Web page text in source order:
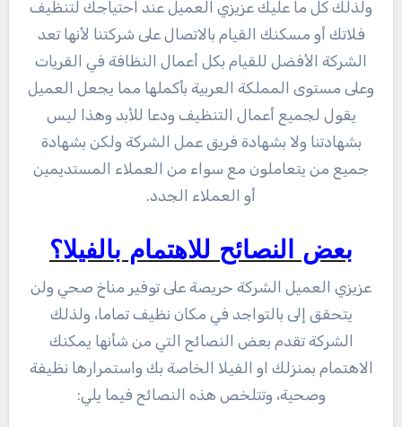
ولذلك كل ما عليك عزيزي العميل عند احتياجك لتنظيف
فلاتك أو مسكنك القيام بالاتصال على شركتنا لأنها تعد
الشركة الأفضل للقيام بكل أعمال النظافة في القريات
وعلى مستوى المملكة العربية بأكملها مما يجعل العميل
يقول لجميع أعمال التنظيف ودعا للأبد وهذا ليس
بشهادتنا ولا بشهادة فريق عمل الشركة ولكن بشهادة
جميع من يتعاملون مع سواء من العملاء المستديمين
أو العملاء الجدد.
بعض النصائح للاهتمام بالفيلا؟
عزيزي العميل الشركة حريصة على توفير مناخ صحي ولن
يتحقق إلى بالتواجد في مكان نظيف تماما، ولذلك
الشركة تقدم بعض النصائح التي من شأنها يمكنك
الاهتمام بمنزلك او الفيلا الخاصة بك واستمرارها نظيفة
وصحية، وتتلخص هذه النصائح فيما يلي: